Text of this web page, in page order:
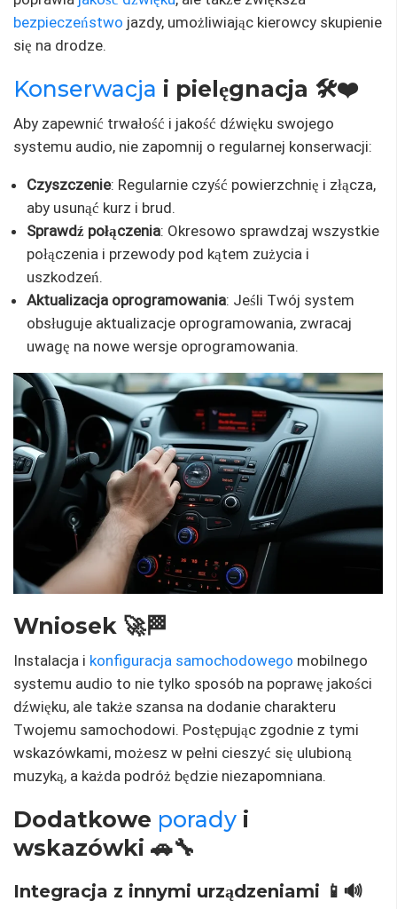
bezpieczeństwo jazdy, umożliwiając kierowcy skupienie
się na drodze.
Konserwacja i pielęgnacja 🛠️❤️
Aby zapewnić trwałość i jakość dźwięku swojego
systemu audio, nie zapomnij o regularnej konserwacji:
Czyszczenie: Regularnie czyść powierzchnię i złącza,
aby usunąć kurz i brud.
Sprawdź połączenia: Okresowo sprawdzaj wszystkie
połączenia i przewody pod kątem zużycia i
uszkodzeń.
Aktualizacja oprogramowania: Jeśli Twój system
obsługuje aktualizacje oprogramowania, zwracaj
uwagę na nowe wersje oprogramowania.
Wniosek 🚀🏁
Instalacja i konfiguracja samochodowego mobilnego
systemu audio to nie tylko sposób na poprawę jakości
dźwięku, ale także szansa na dodanie charakteru
Twojemu samochodowi. Postępując zgodnie z tymi
wskazówkami, możesz w pełni cieszyć się ulubioną
muzyką, a każda podróż będzie niezapomniana.
Dodatkowe porady i
wskazówki 🚗🔧
Integracja z innymi urządzeniami 📱🔊